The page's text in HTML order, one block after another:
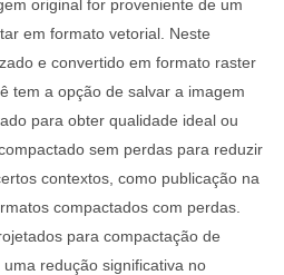
original for proveniente de um
em formato vetorial. Neste
e convertido em formato raster
tem a opção de salvar a imagem
para obter qualidade ideal ou
sem perdas para reduzir
contextos, como publicação na
compactados com perdas.
para compactação de
redução significativa no